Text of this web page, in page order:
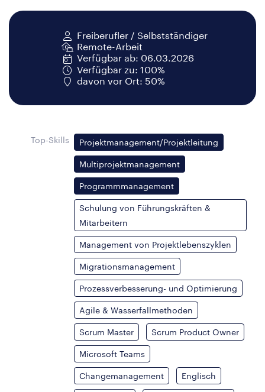
Freiberufler / Selbstständiger
Remote-Arbeit
Verfügbar ab: 06.03.2026
Verfügbar zu: 100%
davon vor Ort: 50%
Top-Skills Projektmanagement/Projektleitung
Multiprojektmanagement
Programmmanagement
Schulung von Führungskräften &
Mitarbeitern
Management von Projektlebenszyklen
Migrationsmanagement
Prozessverbesserung- und Optimierung
Agile & Wasserfallmethoden
Scrum Master Scrum Product Owner
Microsoft Teams
Changemanagement Englisch